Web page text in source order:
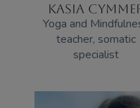
KASIA
Yoga and
teacher, somatic
specialist